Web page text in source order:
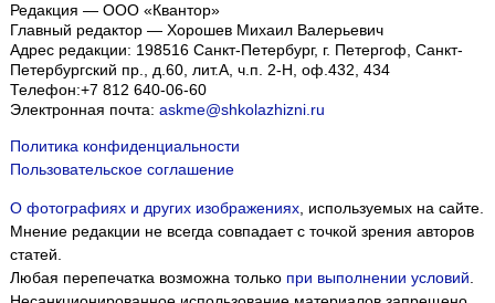
Редакция — ООО «Квантор»
Главный редактор — Хорошев Михаил Валерьевич
Адрес редакции: 198516 Санкт-Петербург, г. Петергоф, Санкт-
Петербургский пр., д.60, лит.А, ч.п. 2-Н, оф.432, 434
Телефон:+7 812 640-06-60
Электронная почта: askme@shkolazhizni.ru
Политика конфиденциальности
Пользовательское соглашение
О фотографиях и других изображениях, используемых на сайте.
Мнение редакции не всегда совпадает с точкой зрения авторов
статей.
Любая перепечатка возможна только при выполнении условий.